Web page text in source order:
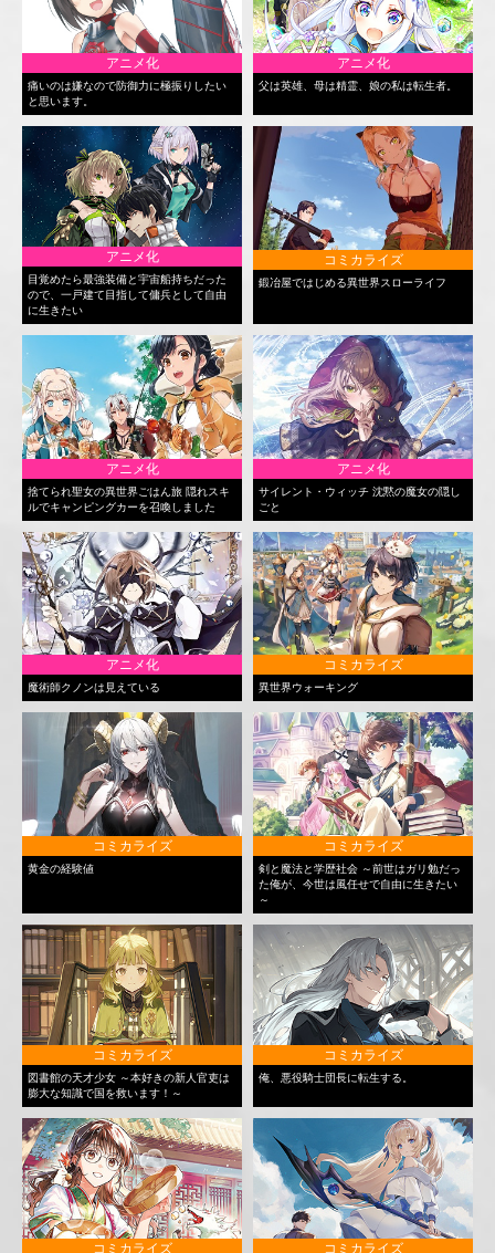
アニメ化
痛いのは嫌なので防御力に極振りしたい
と思います。
アニメ化
父は英雄、母は精霊、娘の私は転生者。
アニメ化
目覚めたら最強装備と宇宙船持ちだった
ので、一戸建て目指して傭兵として自由
に生きたい
コミカライズ
鍛冶屋ではじめる異世界スローライフ
アニメ化
捨てられ聖女の異世界ごはん旅 隠れスキ
ルでキャンピングカーを召喚しました
アニメ化
サイレント・ウィッチ 沈黙の魔女の隠し
ごと
アニメ化
魔術師クノンは見えている
コミカライズ
異世界ウォーキング
コミカライズ
黄金の経験値
コミカライズ
剣と魔法と学歴社会 ～前世はガリ勉だっ
た俺が、今世は風任せで自由に生きたい
～
コミカライズ
図書館の天才少女 ～本好きの新人官吏は
膨大な知識で国を救います！～
コミカライズ
俺、悪役騎士団長に転生する。
コミカライズ コミカライズ